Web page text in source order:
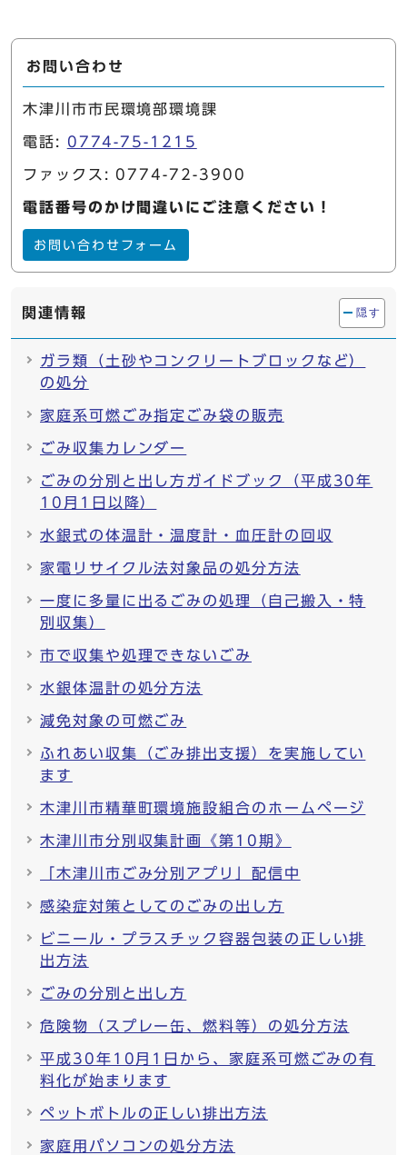
お問い合わせ
木津川市市民環境部環境課
電話: 0774-75-1215
ファックス: 0774-72-3900
電話番号のかけ間違いにご注意ください！
お問い合わせフォーム
関連情報 隠す
ガラ類（土砂やコンクリートブロックなど）
の処分
家庭系可燃ごみ指定ごみ袋の販売
ごみ収集カレンダー
ごみの分別と出し方ガイドブック（平成30年
10月1日以降）
水銀式の体温計・温度計・血圧計の回収
家電リサイクル法対象品の処分方法
一度に多量に出るごみの処理（自己搬入・特
別収集）
市で収集や処理できないごみ
水銀体温計の処分方法
減免対象の可燃ごみ
ふれあい収集（ごみ排出支援）を実施してい
ます
木津川市精華町環境施設組合のホームページ
木津川市分別収集計画《第10期》
「木津川市ごみ分別アプリ」配信中
感染症対策としてのごみの出し方
ビニール・プラスチック容器包装の正しい排
出方法
ごみの分別と出し方
危険物（スプレー缶、燃料等）の処分方法
平成30年10月1日から、家庭系可燃ごみの有
料化が始まります
ペットボトルの正しい排出方法
家庭用パソコンの処分方法